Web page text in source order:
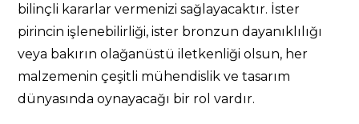
bilinçli kararlar vermenizi sağlayacaktır. İster
pirincin işlenebilirliği, ister bronzun dayanıklılığı
veya bakırın olağanüstü iletkenliği olsun, her
malzemenin çeşitli mühendislik ve tasarım
dünyasında oynayacağı bir rol vardır.